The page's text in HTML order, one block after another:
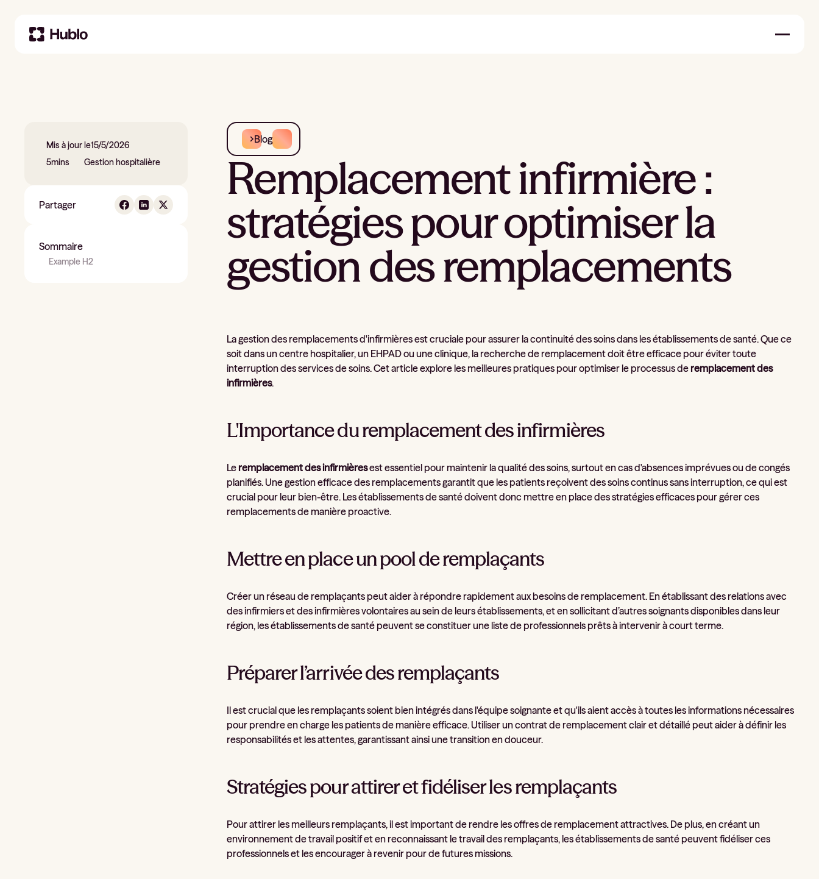
Mis à jour le15/5/2026
5mins Gestion hospitalière
Partager
Sommaire
Example H2
Blog
Remplacement infirmière :
stratégies pour optimiser la
gestion des remplacements
La gestion des remplacements d'infirmières est cruciale pour assurer la continuité des soins dans les établissements de santé. Que ce
soit dans un centre hospitalier, un EHPAD ou une clinique, la recherche de remplacement doit être efficace pour éviter toute
interruption des services de soins. Cet article explore les meilleures pratiques pour optimiser le processus de remplacement des
infirmières.
L'Importance du remplacement des infirmières
Le remplacement des infirmièresest essentiel pour maintenir la qualité des soins, surtout en cas d'absences imprévues ou de congés
planifiés. Une gestion efficace des remplacements garantit que les patients reçoivent des soins continus sans interruption, ce qui est
crucial pour leur bien-être. Les établissements de santé doivent donc mettre en place des stratégies efficaces pour gérer ces
remplacements de manière proactive.
Mettre en place un pool de remplaçants
Créer un réseau de remplaçants peut aider à répondre rapidement aux besoins de remplacement. En établissant des relations avec
des infirmiers et des infirmières volontaires au sein de leurs établissements, et en sollicitant d’autres soignants disponibles dans leur
région, les établissements de santé peuvent se constituer une liste de professionnels prêts à intervenir à court terme.
Préparer l’arrivée des remplaçants
Il est crucial que les remplaçants soient bien intégrés dans l'équipe soignante et qu'ils aient accès à toutes les informations nécessaires
pour prendre en charge les patients de manière efficace. Utiliser un contrat de remplacement clair et détaillé peut aider à définir les
responsabilités et les attentes, garantissant ainsi une transition en douceur.
Stratégies pour attirer et fidéliser les remplaçants
Pour attirer les meilleurs remplaçants, il est important de rendre les offres de remplacement attractives. De plus, en créant un
environnement de travail positif et en reconnaissant le travail des remplaçants, les établissements de santé peuvent fidéliser ces
professionnels et les encourager à revenir pour de futures missions.